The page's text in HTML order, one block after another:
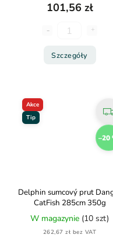
101,56 zł
Szczegóły
Akce
Tip
–20
Delphin sumcový prut
CatFish 285cm 350g
W magazynie (10 szt)
262,67 zł bez VAT